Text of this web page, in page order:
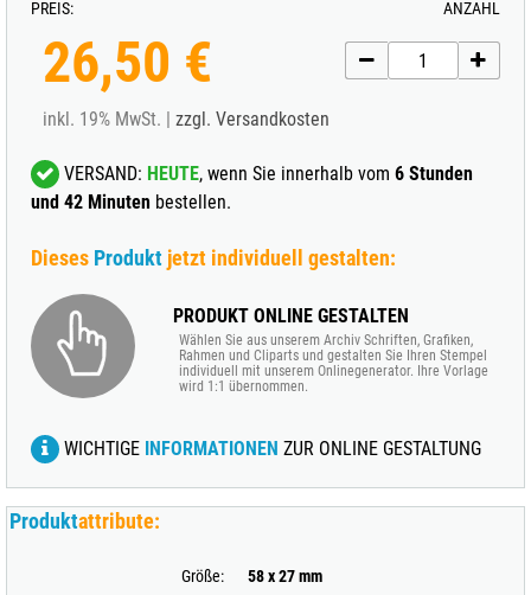
PREIS:
26,50 €
inkl. 19% MwSt. | zzgl. Versandkosten
VERSAND: HEUTE, wenn Sie innerhalb vom 6 Stunden
und 42 Minuten bestellen.
ANZAHL
Dieses Produkt jetzt individuell gestalten:
PRODUKT ONLINE GESTALTEN
Wählen Sie aus unserem Archiv Schriften, Grafiken,
Rahmen und Cliparts und gestalten Sie Ihren Stempel
individuell mit unserem Onlinegenerator. Ihre Vorlage
wird 1:1 übernommen.
WICHTIGE INFORMATIONEN ZUR ONLINE GESTALTUNG
Produktattribute:
Größe:
58 x 27 mm